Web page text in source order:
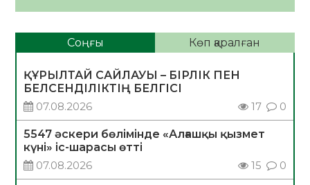
Соңғы Көп қаралған
ҚҰРЫЛТАЙ САЙЛАУЫ – БІРЛІК ПЕН
БЕЛСЕНДІЛІКТІҢ БЕЛГІСІ
07.08.2026
17 0
5547 әскери бөлімінде «Алғашқы қызмет
күні» іс-шарасы өтті
07.08.2026
15 0